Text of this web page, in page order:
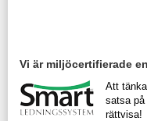
Vi är miljöcertifierade
Att
satsa
rättvisa!